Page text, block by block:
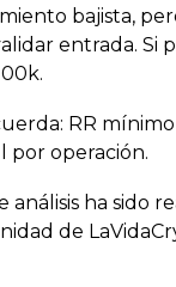
bajista,
entrada. Si
RR mínimo
por operación.
análisis ha sido
de